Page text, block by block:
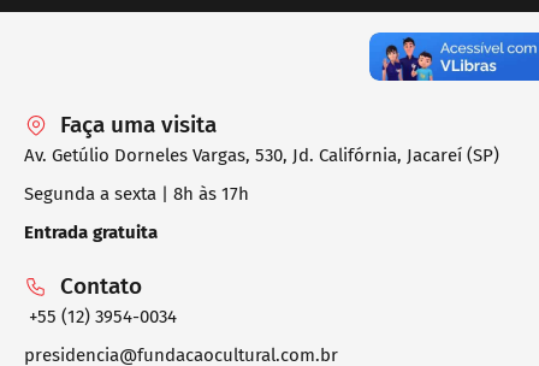
Faça uma visita
Av. Getúlio Dorneles Vargas, 530, Jd. Califórnia, Jacareí (SP)
Segunda a sexta | 8h às 17h
Entrada gratuita
Contato
+55 (12) 3954-0034
presidencia@fundacaocultural.com.br